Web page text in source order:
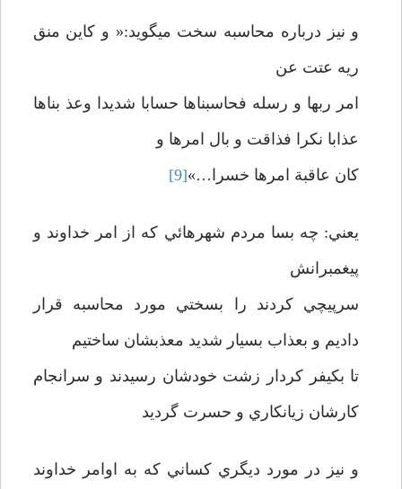
و نيز درباره محاسبه سخت ميگويد:« و کاين منق
ريه عتت عن
امر ربها و رسله فحاسبناها حسابا شديدا وعذ بناها
عذابا نکرا فذاقت و بال امرها و
کان عاقبة امرها خسرا…»[9]
يعني: چه بسا مردم شهرهائي که از امر خداوند و
پيغمبرانش
سرپيچي کردند را بسختي مورد محاسبه قرار
داديم و بعذاب بسيار شديد معذبشان ساختيم
تا بکيفر کردار زشت خودشان رسيدند و سرانجام
کارشان زيانکاري و حسرت گرديد
و نيز در مورد ديگري کساني که به اوامر خداوند